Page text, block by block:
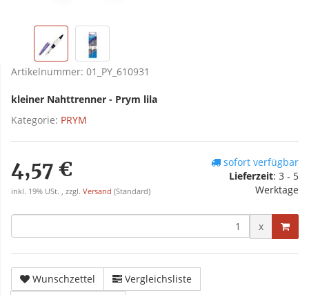
Artikelnummer: 01_PY_610931
kleiner Nahttrenner - Prym lila
Kategorie: PRYM
4,57 €
inkl. 19% USt. , zzgl. Versand (Standard)
sofort verfügbar
Lieferzeit: 3 - 5
Werktage
x
Wunschzettel
Vergleichsliste